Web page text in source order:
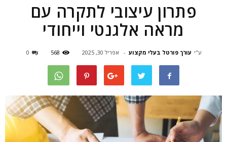
פתרון עיצובי לתקרה עם
מראה אלגנטי וייחודי
ע"י עורך פורטל בעלי מקצוע - אפריל 30, 2025 568
0